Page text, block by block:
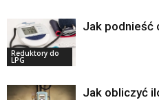
Reduktory do
LPG
Jak podnieść
Jak obliczyć